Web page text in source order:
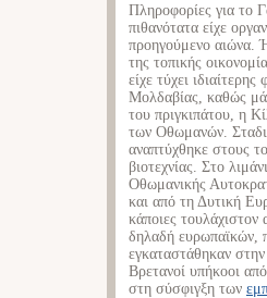
Πληροφορίες για το
πιθανότατα είχε
προηγούμενο αιώνα.
της τοπικής
είχε τύχει
Μολδαβίας, καθώς
του πριγκιπάτου, η
των Οθωμανών.
αναπτύχθηκε στους
βιοτεχνίας. Στο
Οθωμανικής
και από τη Δυτική
κάποιες
δηλαδή ευρωπαϊκών,
εγκαταστάθηκαν
Βρετανοί υπήκοοι
στη σύσφιγξη των